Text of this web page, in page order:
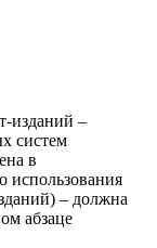
изданий –
систем
в
использования
– должна
абзаце